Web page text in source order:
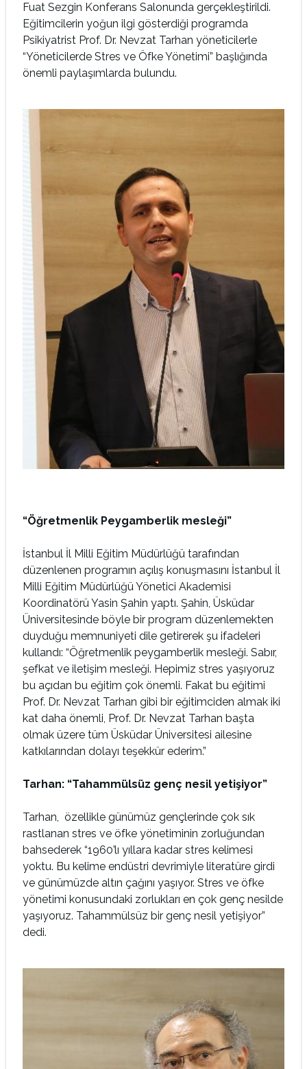
Fuat Sezgin Konferans Salonunda gerçekleştirildi.
Eğitimcilerin yoğun ilgi gösterdiği programda
Psikiyatrist Prof. Dr. Nevzat Tarhan yöneticilerle
“Yöneticilerde Stres ve Öfke Yönetimi” başlığında
önemli paylaşımlarda bulundu.
“Öğretmenlik Peygamberlik mesleği”
İstanbul İl Milli Eğitim Müdürlüğü tarafından
düzenlenen programın açılış konuşmasını İstanbul İl
Milli Eğitim Müdürlüğü Yönetici Akademisi
Koordinatörü Yasin Şahin yaptı. Şahin, Üsküdar
Üniversitesinde böyle bir program düzenlemekten
duyduğu memnuniyeti dile getirerek şu ifadeleri
kullandı: “Öğretmenlik peygamberlik mesleği. Sabır,
şefkat ve iletişim mesleği. Hepimiz stres yaşıyoruz
bu açıdan bu eğitim çok önemli. Fakat bu eğitimi
Prof. Dr. Nevzat Tarhan gibi bir eğitimciden almak iki
kat daha önemli, Prof. Dr. Nevzat Tarhan başta
olmak üzere tüm Üsküdar Üniversitesi ailesine
katkılarından dolayı teşekkür ederim.”
Tarhan: “Tahammülsüz genç nesil yetişiyor”
Tarhan, özellikle günümüz gençlerinde çok sık
rastlanan stres ve öfke yönetiminin zorluğundan
bahsederek “1960’lı yıllara kadar stres kelimesi
yoktu. Bu kelime endüstri devrimiyle literatüre girdi
ve günümüzde altın çağını yaşıyor. Stres ve öfke
yönetimi konusundaki zorlukları en çok genç nesilde
yaşıyoruz. Tahammülsüz bir genç nesil yetişiyor”
dedi.